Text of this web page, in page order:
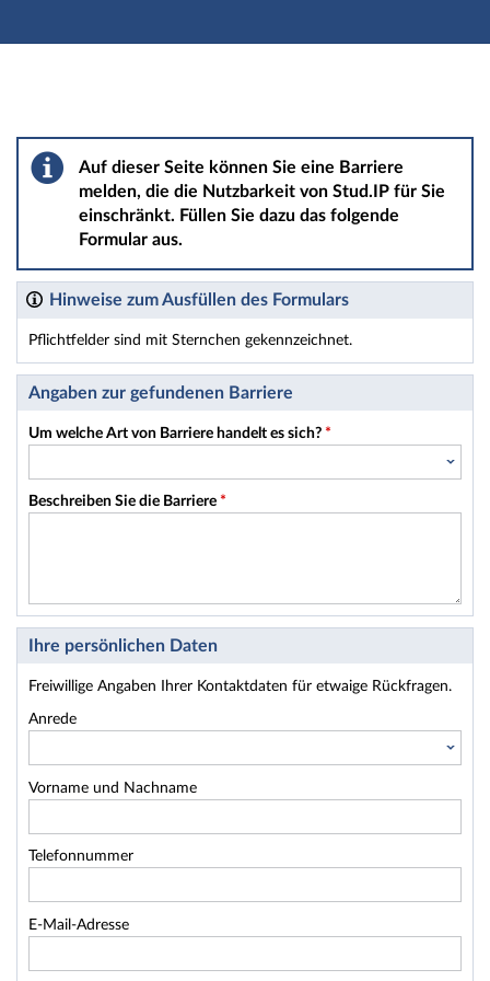
Hauptnavigation
Barriere melden
Auf dieser Seite können Sie eine Barriere
melden, die die Nutzbarkeit von Stud.IP für Sie
einschränkt. Füllen Sie dazu das folgende
Formular aus.
Hinweise zum Ausfüllen des Formulars
Pflichtfelder sind mit Sternchen gekennzeichnet.
Dieses Formular enthält Pflichtfelder.
Angaben zur gefundenen Barriere
Um welche Art von Barriere handelt es sich? *
Beschreiben Sie die Barriere *
Ihre persönlichen Daten
Freiwillige Angaben Ihrer Kontaktdaten für etwaige Rückfragen.
Anrede
Vorname und Nachname
Telefonnummer
E-Mail-Adresse